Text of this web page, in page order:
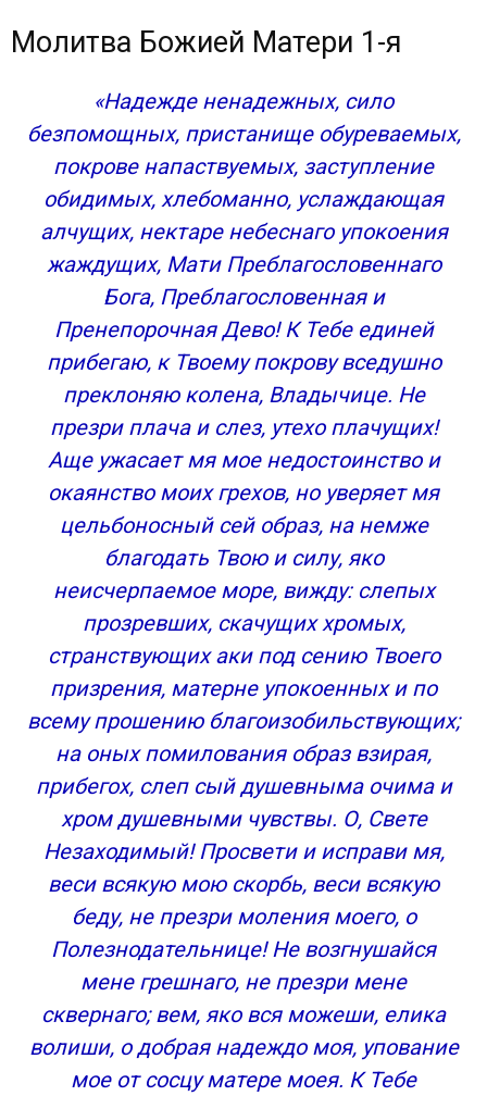
Молитва Богородице 2-я
Молитва Богородице 4-я
Молитва первая
Молитва третья
Молитва четвертая
Молитва Божией Матери 1-я
«Надежде ненадежных, сило
безпомощных, пристанище обуреваемых,
покрове напаствуемых, заступление
обидимых, хлебоманно, услаждающая
алчущих, нектаре небеснаго упокоения
жаждущих, Мати Преблагословеннаго
Бога, Преблагословенная и
Пренепорочная Дево! К Тебе единей
прибегаю, к Твоему покрову вседушно
преклоняю колена, Владычице. Не
презри плача и слез, утехо плачущих!
Аще ужасает мя мое недостоинство и
окаянство моих грехов, но уверяет мя
цельбоносный сей образ, на немже
благодать Твою и силу, яко
неисчерпаемое море, вижду: слепых
прозревших, скачущих хромых,
странствующих аки под сению Твоего
призрения, матерне упокоенных и по
всему прошению благоизобильствующих;
на оных помилования образ взирая,
прибегох, слеп сый душевныма очима и
хром душевными чувствы. О, Свете
Незаходимый! Просвети и исправи мя,
веси всякую мою скорбь, веси всякую
беду, не презри моления моего, о
Полезнодательнице! Не возгнушайся
мене грешнаго, не презри мене
сквернаго; вем, яко вся можеши, елика
волиши, о добрая надеждо моя, упование
мое от сосцу матере моея. К Тебе